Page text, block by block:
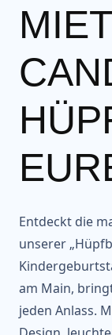
Entdeckt die
unserer
am Main,
jeden Anlass.